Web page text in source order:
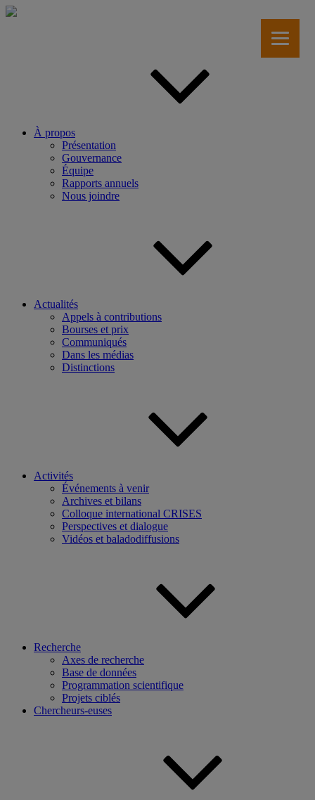
Aller
À propos
Présentation
Gouvernance
Équipe
Rapports annuels
Nous joindre
Actualités
Appels à contributions
Bourses et prix
Communiqués
Dans les médias
Distinctions
Activités
Événements à venir
Archives et bilans
Colloque international CRISES
Perspectives et dialogue
Vidéos et baladodiffusions
Recherche
Axes de recherche
Base de données
Programmation scientifique
Projets ciblés
Chercheurs-euses